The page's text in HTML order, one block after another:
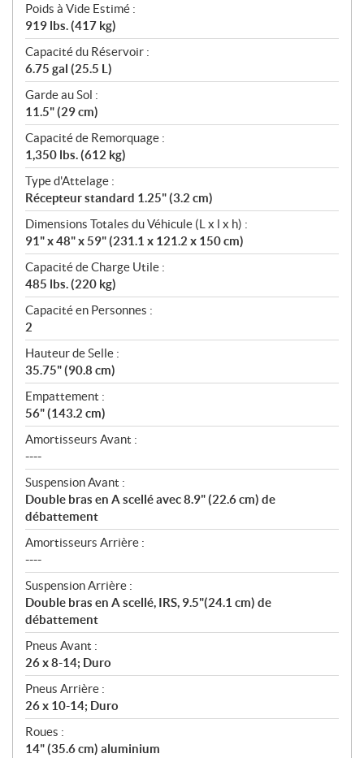
Poids à Vide Estimé :
919 lbs. (417 kg)
Capacité du Réservoir :
6.75 gal (25.5 L)
Garde au Sol :
11.5" (29 cm)
Capacité de Remorquage :
1,350 lbs. (612 kg)
Type d'Attelage :
Récepteur standard 1.25" (3.2 cm)
Dimensions Totales du Véhicule (L x l x h) :
91" x 48" x 59" (231.1 x 121.2 x 150 cm)
Capacité de Charge Utile :
485 lbs. (220 kg)
Capacité en Personnes :
2
Hauteur de Selle :
35.75" (90.8 cm)
Empattement :
56" (143.2 cm)
Amortisseurs Avant :
----
Suspension Avant :
Double bras en A scellé avec 8.9" (22.6 cm) de
débattement
Amortisseurs Arrière :
----
Suspension Arrière :
Double bras en A scellé, IRS, 9.5"(24.1 cm) de
débattement
Pneus Avant :
26 x 8-14; Duro
Pneus Arrière :
26 x 10-14; Duro
Roues :
14" (35.6 cm) aluminium